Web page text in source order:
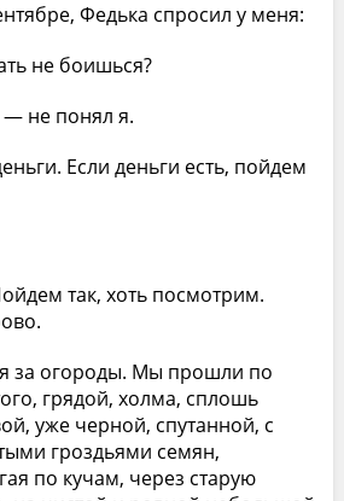
Федька спросил у меня:
не боишься?
— не понял я.
Если деньги есть, пойдем
так, хоть посмотрим.
за огороды. Мы прошли по
грядой, холма, сплошь
уже черной, спутанной, с
гроздьями семян,
по кучам, через старую